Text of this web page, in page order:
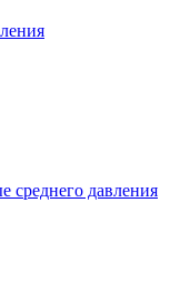
среднего давления